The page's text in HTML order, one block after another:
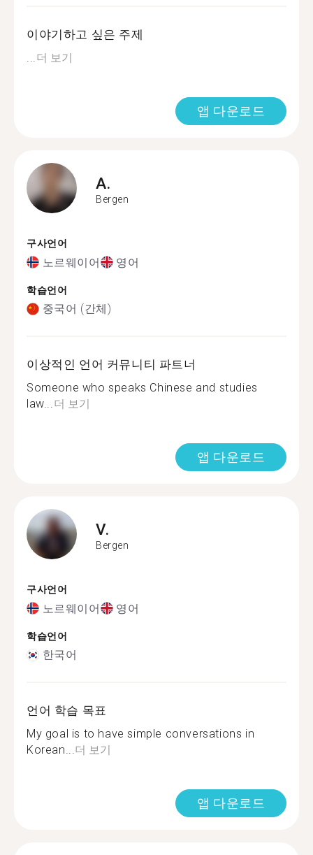
이야기하고 싶은 주제
...더 보기
앱 다운로드
A.
Bergen
구사언어
노르웨이어 영어
학습언어
중국어 (간체)
이상적인 언어 커뮤니티 파트너
Someone who speaks Chinese and studies
law...더 보기
앱 다운로드
V.
Bergen
구사언어
노르웨이어 영어
학습언어
한국어
언어 학습 목표
My goal is to have simple conversations in
Korean...더 보기
앱 다운로드